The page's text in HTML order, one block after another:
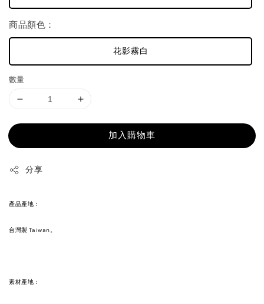
商品顏色：
花影霧白
數量
加入購物車
分享
產品產地：
台灣製 Taiwan。
素材產地：